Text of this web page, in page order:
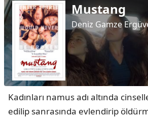
Mustang
Deniz Gamze
Kadınları namus adı altında
edilip sanrasında evlendirip